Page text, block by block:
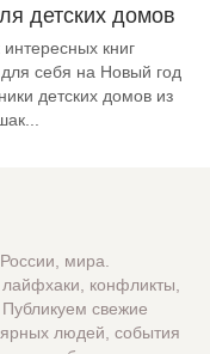
детских домов
книг
себя на Новый год
детских домов из
мира.
конфликты,
свежие
людей, события